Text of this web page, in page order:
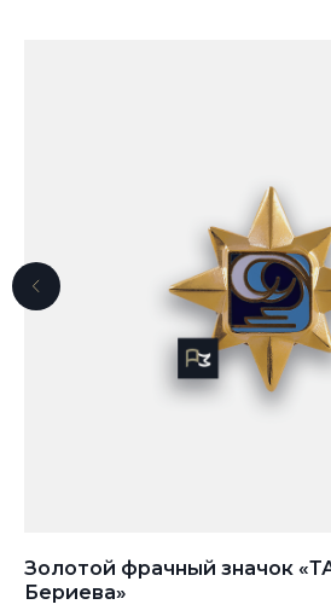
Золотой фрачный значок
Бериева»